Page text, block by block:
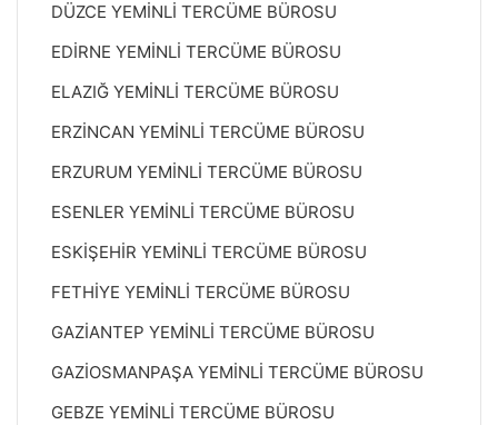
DÜZCE YEMİNLİ TERCÜME BÜROSU
EDİRNE YEMİNLİ TERCÜME BÜROSU
ELAZIĞ YEMİNLİ TERCÜME BÜROSU
ERZİNCAN YEMİNLİ TERCÜME BÜROSU
ERZURUM YEMİNLİ TERCÜME BÜROSU
ESENLER YEMİNLİ TERCÜME BÜROSU
ESKİŞEHİR YEMİNLİ TERCÜME BÜROSU
FETHİYE YEMİNLİ TERCÜME BÜROSU
GAZİANTEP YEMİNLİ TERCÜME BÜROSU
GAZİOSMANPAŞA YEMİNLİ TERCÜME BÜROSU
GEBZE YEMİNLİ TERCÜME BÜROSU